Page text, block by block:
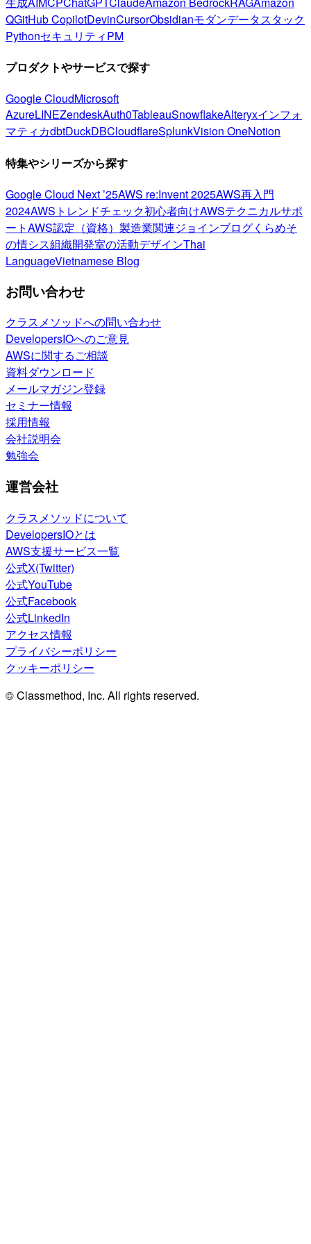
QGitHub CopilotDevinCursorObsidianモダンデータスタック
PythonセキュリティPM
プロダクトやサービスで探す
Google CloudMicrosoft
AzureLINEZendeskAuth0TableauSnowflakeAlteryxインフォ
マティカdbtDuckDBCloudflareSplunkVision OneNotion
特集やシリーズから探す
Google Cloud Next ’25AWS re:Invent 2025AWS再入門
2024AWSトレンドチェック初心者向けAWSテクニカルサポ
ートAWS認定（資格） 製造業関連ジョインブログくらめそ
の情シス組織開発室の活動デザインThai
LanguageVietnamese Blog
お問い合わせ
クラスメソッドへの問い合わせ
DevelopersIOへのご意見
AWSに関するご相談
資料ダウンロード
メールマガジン登録
セミナー情報
採用情報
会社説明会
勉強会
運営会社
クラスメソッドについて
DevelopersIOとは
AWS支援サービス一覧
公式X(Twitter)
公式YouTube
公式Facebook
公式LinkedIn
アクセス情報
プライバシーポリシー
クッキーポリシー
© Classmethod, Inc. All rights reserved.